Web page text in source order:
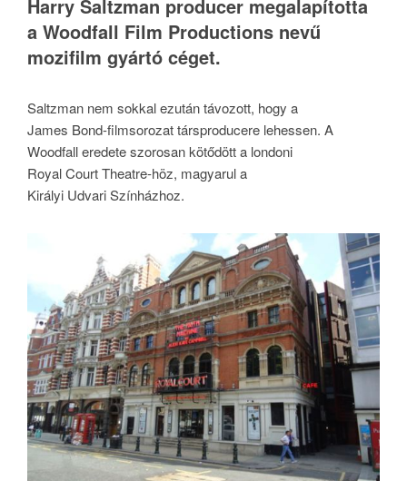
Harry Saltzman producer megalapította
a Woodfall Film Productions nevű
mozifilm gyártó céget.
Saltzman nem sokkal ezután távozott, hogy a
James Bond-filmsorozat társproducere lehessen. A
Woodfall eredete szorosan kötődött a londoni
Royal Court Theatre-höz, magyarul a
Királyi Udvari Színházhoz.